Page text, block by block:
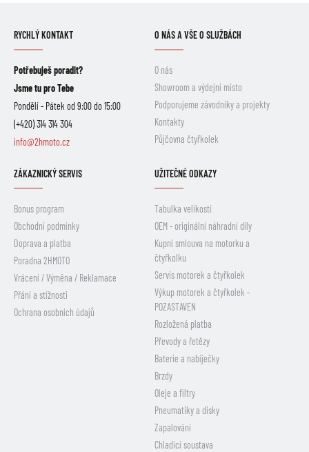
RYCHLÝ KONTAKT
Potřebuješ poradit?
Jsme tu pro Tebe
Pondělí - Pátek od 9:00 do 15:00
(+420) 314 314 304
info@2hmoto.cz
O NÁS A VŠE O SLUŽBÁCH
O nás
Showroom a výdejní místo
Podporujeme závodníky a projekty
Kontakty
Půjčovna čtyřkolek
ZÁKAZNICKÝ SERVIS
Bonus program
Obchodní podmínky
Doprava a platba
Poradna 2HMOTO
Vrácení / Výměna / Reklamace
Přání a stížnosti
Ochrana osobních údajů
UŽITEČNÉ ODKAZY
Tabulka velikostí
OEM - originální náhradní díly
Kupní smlouva na motorku a
čtyřkolku
Servis motorek a čtyřkolek
Výkup motorek a čtyřkolek -
POZASTAVEN
Rozložená platba
Převody a řetězy
Baterie a nabíječky
Brzdy
Oleje a filtry
Pneumatiky a disky
Zapalování
Chladicí soustava